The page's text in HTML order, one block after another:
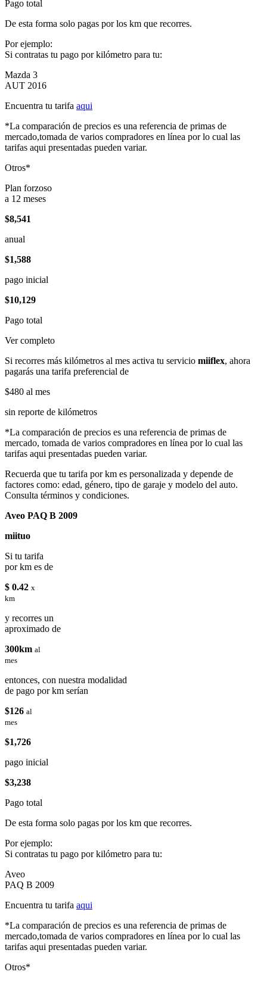
Pago total
De esta forma solo pagas por los km que recorres.
Por ejemplo:
Si contratas tu pago por kilómetro para tu:
Mazda 3
AUT 2016
Encuentra tu tarifa aqui
*La comparación de precios es una referencia de primas de
mercado,tomada de varios compradores en línea por lo cual las
tarifas aqui presentadas pueden variar.
Otros*
Plan forzoso
a 12 meses
$8,541
anual
$1,588
pago inicial
$10,129
Pago total
Ver completo
Si recorres más kilómetros al mes activa tu servicio miiflex, ahora
pagarás una tarifa preferencial de
$480 al mes
sin reporte de kilómetros
*La comparación de precios es una referencia de primas de
mercado, tomada de varios compradores en línea por lo cual las
tarifas aqui presentadas pueden variar.
Recuerda que tu tarifa por km es personalizada y depende de
factores como: edad, género, tipo de garaje y modelo del auto.
Consulta términos y condiciones.
Aveo PAQ B 2009
miituo
Si tu tarifa
por km es de
$ 0.42 x
km
y recorres un
aproximado de
300km al
mes
entonces, con nuestra modalidad
de pago por km serían
$126 al
mes
$1,726
pago inicial
$3,238
Pago total
De esta forma solo pagas por los km que recorres.
Por ejemplo:
Si contratas tu pago por kilómetro para tu:
Aveo
PAQ B 2009
Encuentra tu tarifa aqui
*La comparación de precios es una referencia de primas de
mercado,tomada de varios compradores en línea por lo cual las
tarifas aqui presentadas pueden variar.
Otros*